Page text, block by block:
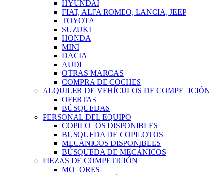
HYUNDAI
FIAT, ALFA ROMEO, LANCIA, JEEP
TOYOTA
SUZUKI
HONDA
MINI
DACIA
AUDI
OTRAS MARCAS
COMPRA DE COCHES
ALQUILER DE VEHÍCULOS DE COMPETICIÓN
OFERTAS
BÚSQUEDAS
PERSONAL DEL EQUIPO
COPILOTOS DISPONIBLES
BUSQUEDA DE COPILOTOS
MECÁNICOS DISPONIBLES
BÚSQUEDA DE MECÁNICOS
PIEZAS DE COMPETICIÓN
MOTORES